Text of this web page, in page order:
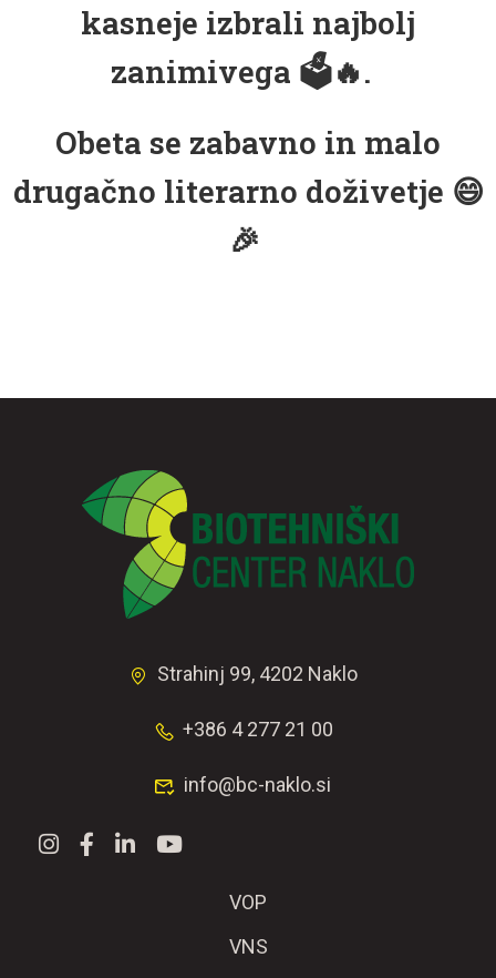
kasneje izbrali najbolj
zanimivega 🗳️🔥.
Obeta se zabavno in malo
drugačno literarno doživetje 😄
🎉
Strahinj 99, 4202 Naklo
+386 4 277 21 00
info@bc-naklo.si
VOP
VNS